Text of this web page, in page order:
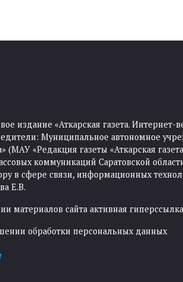
издание «Аткарская газета.
Муниципальное автономное
(МАУ «Редакция газеты «Аткарская
коммуникаций Саратовской
в сфере связи, информационных
Е.В.
материалов сайта активная гиперссылка
обработки персональных данных